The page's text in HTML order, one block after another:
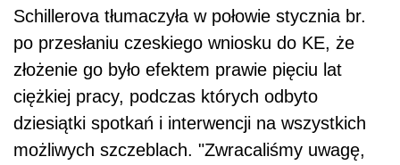
Schillerova tłumaczyła w połowie stycznia br.
po przesłaniu czeskiego wniosku do KE, że
złożenie go było efektem prawie pięciu lat
ciężkiej pracy, podczas których odbyto
dziesiątki spotkań i interwencji na wszystkich
możliwych szczeblach. "Zwracaliśmy uwagę,